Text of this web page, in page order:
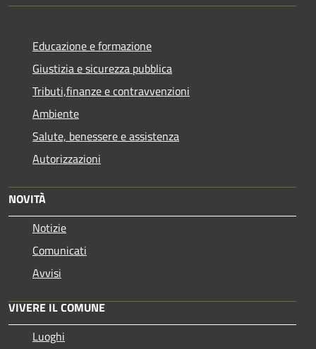
Educazione e formazione
Giustizia e sicurezza pubblica
Tributi,finanze e contravvenzioni
Ambiente
Salute, benessere e assistenza
Autorizzazioni
NOVITÀ
Notizie
Comunicati
Avvisi
VIVERE IL COMUNE
Luoghi